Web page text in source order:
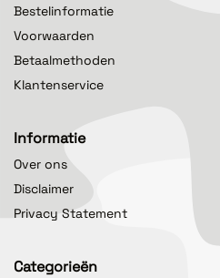
Bestelinformatie
Voorwaarden
Betaalmethoden
Klantenservice
Informatie
Over ons
Disclaimer
Privacy Statement
Categorieën